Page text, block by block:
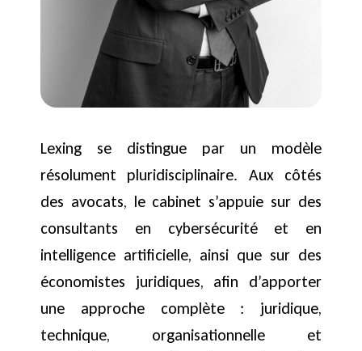
Lexing se distingue par un modèle
résolument pluridisciplinaire. Aux côtés
des avocats, le cabinet s’appuie sur des
consultants en cybersécurité et en
intelligence artificielle, ainsi que sur des
économistes juridiques, afin d’apporter
une approche complète : juridique,
technique, organisationnelle et